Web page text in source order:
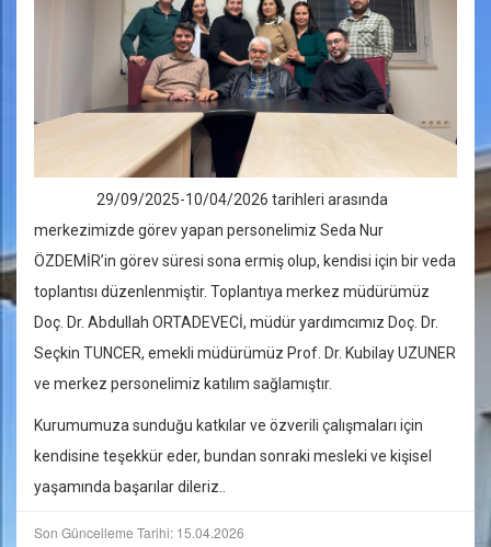
29/09/2025-10/04/2026 tarihleri arasında
merkezimizde görev yapan personelimiz Seda Nur
ÖZDEMİR’in görev süresi sona ermiş olup, kendisi için bir veda
toplantısı düzenlenmiştir. Toplantıya merkez müdürümüz
Doç. Dr. Abdullah ORTADEVECİ, müdür yardımcımız Doç. Dr.
Seçkin TUNCER, emekli müdürümüz Prof. Dr. Kubilay UZUNER
ve merkez personelimiz katılım sağlamıştır.
Kurumumuza sunduğu katkılar ve özverili çalışmaları için
kendisine teşekkür eder, bundan sonraki mesleki ve kişisel
yaşamında başarılar dileriz..
Son Güncelleme Tarihi: 15.04.2026